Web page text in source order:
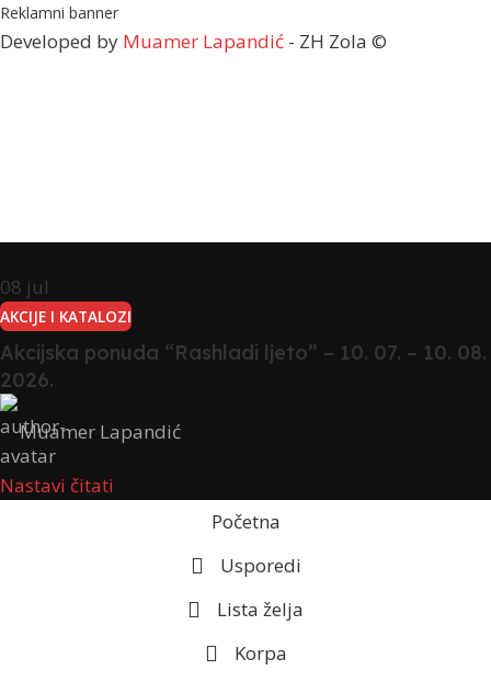
Reklamni banner
Developed by Muamer Lapandić - ZH Zola ©
08 jul
AKCIJE I KATALOZI
Akcijska ponuda “Rashladi ljeto” – 10. 07. – 10. 08.
2026.
Muamer Lapandić
Nastavi čitati
Početna
Usporedi
Lista želja
Korpa